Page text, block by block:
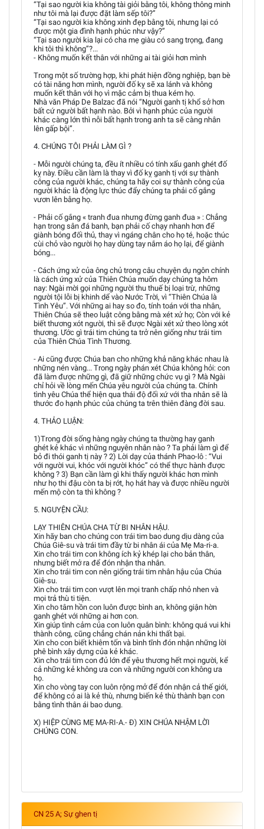
“Tại sao người kia không tài giỏi bằng tôi, không thông minh
như tôi mà lại được đặt làm sếp tôi?”
“Tại sao người kia không xinh đẹp bằng tôi, nhưng lại có
được một gia đình hạnh phúc như vậy?”
“Tại sao người kia lại có cha mẹ giàu có sang trọng, đang
khi tôi thì không”?...
- Không muốn kết thân với những ai tài giỏi hơn mình
Trong một số trường hợp, khi phát hiện đồng nghiệp, bạn bè
có tài năng hơn mình, người đố kỵ sẽ xa lánh và không
muốn kết thân với họ vì mặc cảm bị thua kém họ.
Nhà văn Pháp De Balzac đã nói “Người ganh tị khổ sở hơn
bất cứ người bất hạnh nào. Bởi vì hạnh phúc của người
khác càng lớn thì nỗi bất hạnh trong anh ta sẽ càng nhân
lên gấp bội”.
4. CHÚNG TÔI PHẢI LÀM GÌ ?
- Mỗi người chúng ta, đều ít nhiều có tính xấu ganh ghét đố
kỵ này. Điều cần làm là thay vì đố kỵ ganh tị với sự thành
công của người khác, chúng ta hãy coi sự thành công của
người khác là động lực thúc đẩy chúng ta phải cố gắng
vươn lên bằng họ.
- Phải cố gắng « tranh đua nhưng đừng ganh đua » : Chẳng
hạn trong sân đá banh, bạn phải cố chạy nhanh hơn để
giành bóng đối thủ, thay vì ngáng chân cho họ té, hoặc thúc
cùi chỏ vào người họ hay dùng tay nắm áo họ lại, để giành
bóng...
- Cách ứng xử của ông chủ trong câu chuyện dụ ngôn chính
là cách ứng xử của Thiên Chúa muốn dạy chúng ta hôm
nay: Ngài mời gọi những người thu thuế bị loại trừ, những
người tội lỗi bị khinh dể vào Nước Trời, vì “Thiên Chúa là
Tình Yêu”. Với những ai hay so đo, tính toán với tha nhân,
Thiên Chúa sẽ theo luật công bằng mà xét xử họ; Còn với kẻ
biết thương xót người, thì sẽ được Ngài xét xử theo lòng xót
thương. Ước gì trái tim chúng ta trở nên giống như trái tim
của Thiên Chúa Tình Thương.
- Ai cũng được Chúa ban cho những khả năng khác nhau là
những nén vàng... Trong ngày phán xét Chúa không hỏi: con
đã làm được những gì, đã giữ những chức vụ gì ? Mà Ngài
chỉ hỏi về lòng mến Chúa yêu người của chúng ta. Chính
tình yêu Chúa thể hiện qua thái độ đối xứ với tha nhân sẽ là
thước đo hạnh phúc của chúng ta trên thiên đàng đời sau.
4. THẢO LUẬN:
1)Trong đời sống hàng ngày chúng ta thường hay ganh
ghét kẻ khác vì những nguyên nhân nào ? Ta phải làm gì để
bỏ đi thói ganh tị này ? 2) Lời dạy của thánh Phao-lô : “Vui
với người vui, khóc với người khóc” có thể thực hành được
không ? 3) Bạn cần làm gì khi thấy người khác hơn mình
như họ thi đậu còn ta bị rớt, họ hát hay và được nhiều người
mến mộ còn ta thì không ?
5. NGUYỆN CẦU:
LẠY THIÊN CHÚA CHA TỪ BI NHÂN HẬU.
Xin hãy ban cho chúng con trái tim bao dung dịu dàng của
Chúa Giê-su và trái tim đầy từ bi nhân ái của Mẹ Ma-ri-a.
Xin cho trái tim con không ích kỷ khép lại cho bản thân,
nhưng biết mở ra để đón nhận tha nhân.
Xin cho trái tim con nên giống trái tim nhân hậu của Chúa
Giê-su.
Xin cho trái tim con vượt lên mọi tranh chấp nhỏ nhen và
mọi trả thù ti tiện.
Xin cho tâm hồn con luôn được bình an, không giận hờn
ganh ghét với những ai hơn con.
Xin giúp tình cảm của con luôn quân bình: không quá vui khi
thành công, cũng chẳng chán nản khi thất bại.
Xin cho con biết khiêm tốn và bình tĩnh đón nhận những lời
phê bình xây dựng của kẻ khác.
Xin cho trái tim con đủ lớn để yêu thương hết mọi người, kể
cả những kẻ không ưa con và những người con không ưa
họ.
Xin cho vòng tay con luôn rộng mở để đón nhận cả thế giới,
để không có ai là kẻ thù, nhưng biến kẻ thù thành bạn con
bằng tình thân ái bao dung.
X) HIỆP CÙNG MẸ MA-RI-A.- Đ) XIN CHÚA NHẬM LỜI
CHÚNG CON.
CN 25 A; Sự ghen tị